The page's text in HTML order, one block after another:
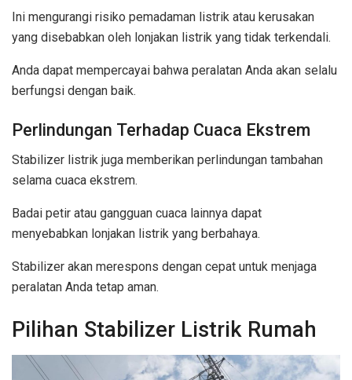
Ini mengurangi risiko pemadaman listrik atau kerusakan
yang disebabkan oleh lonjakan listrik yang tidak terkendali.
Anda dapat mempercayai bahwa peralatan Anda akan selalu
berfungsi dengan baik.
Perlindungan Terhadap Cuaca Ekstrem
Stabilizer listrik juga memberikan perlindungan tambahan
selama cuaca ekstrem.
Badai petir atau gangguan cuaca lainnya dapat
menyebabkan lonjakan listrik yang berbahaya.
Stabilizer akan merespons dengan cepat untuk menjaga
peralatan Anda tetap aman.
Pilihan Stabilizer Listrik Rumah